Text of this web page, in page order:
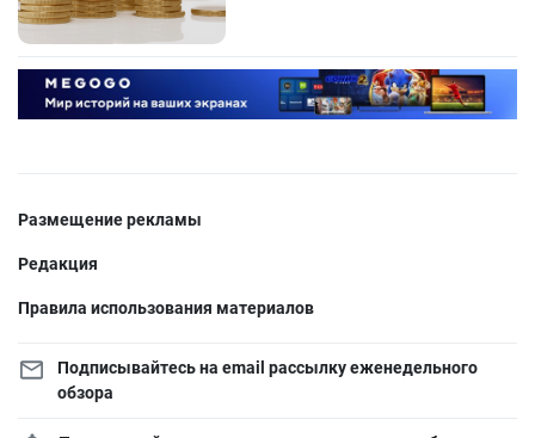
Размещение рекламы
Редакция
Правила использования материалов
Подписывайтесь на email рассылку еженедельного
обзора